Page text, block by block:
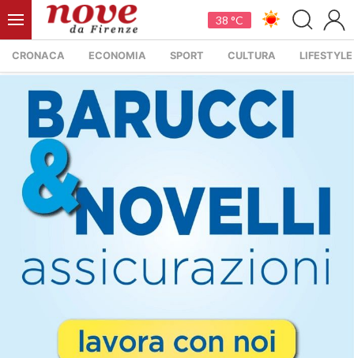
38 °C
CRONACA ECONOMIA SPORT CULTURA LIFESTYLE